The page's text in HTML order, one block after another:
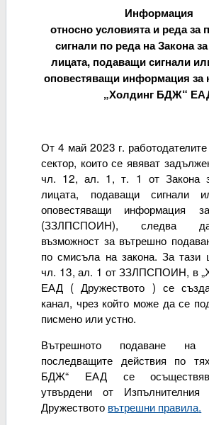
Информация
относно условията и реда за
сигнали по реда на Закона
лицата, подаващи сигнали
оповестяващи информация за
„Холдинг БДЖ“
От 4 май 2023 г.
сектор, които се явяват
чл. 12, ал. 1, т. 1 от Закона
лицата, подаващи сигнали
оповестяващи информация
(ЗЗЛПСПОИН), следва
възможност за вътрешно
по смисъла на закона. За тази
чл. 13, ал. 1 от ЗЗЛПСПОИН, в
ЕАД ( Дружеството ) се
канал, чрез който може да се
писмено или устно.
Вътрешното подаване
последващите действия по
БДЖ“ ЕАД се
утвърдени от Изпълнителния
Дружеството вътрешни правила.